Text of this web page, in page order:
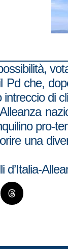
Pd che,
di
pro-
una